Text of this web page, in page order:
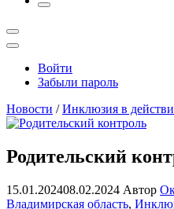
More
Открыть
поиск
Профиль
Войти
Забыли пароль
Новости /Инклюзия в
Родительский
15.01.202408.02.2024 Автор
Владимирская область,